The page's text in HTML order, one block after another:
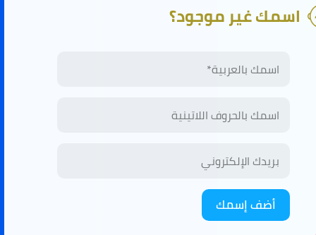
اسمك غير موجود؟
أضف إسمك